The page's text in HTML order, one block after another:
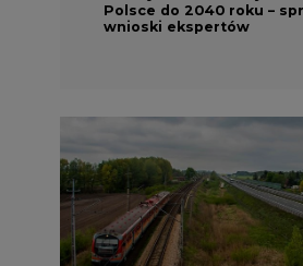
Polsce do 2040 roku –
wnioski ekspertów